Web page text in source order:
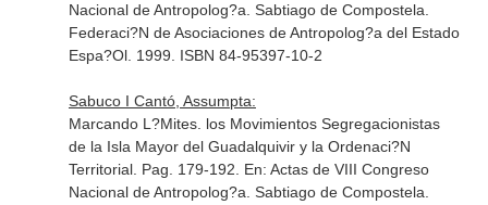
Nacional de Antropolog?a . Sabtiago de Compostela.
Federaci?N de Asociaciones de Antropolog?a del Estado
Espa?Ol. 1999. ISBN 84-95397-10-2
Sabuco I Cantó, Assumpta:
Marcando L?Mites. los Movimientos Segregacionistas
de la Isla Mayor del Guadalquivir y la Ordenaci?N
Territorial. Pag. 179-192. En: Actas de VIII Congreso
Nacional de Antropolog?a . Sabtiago de Compostela.